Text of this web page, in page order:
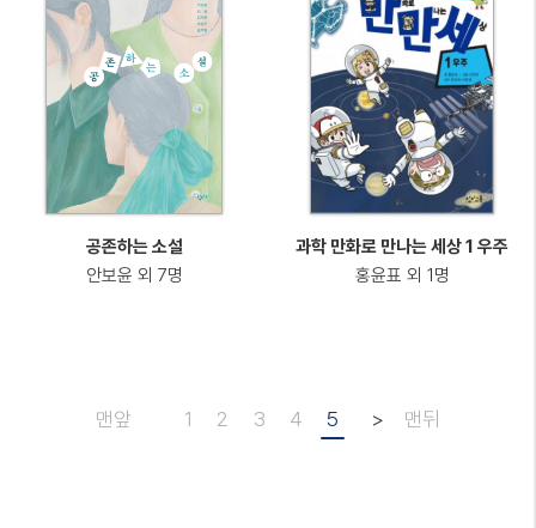
공존하는 소설
안보윤 외 7명
과학 만화로 만나는 세상 1 우주
홍윤표 외 1명
맨앞 1 2 3 4 5 > 맨뒤